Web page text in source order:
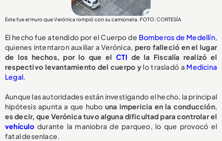
Este fue el muro que Verónica rompió con su camioneta. FOTO: CORTESÍA
El hecho fue atendido por el Cuerpo de Bomberos de Medellín,
quienes intentaron auxiliar a Verónica, pero falleció en el lugar
de los hechos, por lo que el CTI de la Fiscalía realizó el
respectivo levantamiento del cuerpo y lo trasladó a Medicina
Legal.
Aunque las autoridades están investigando el hecho, la principal
hipótesis apunta a que hubo una impericia en la conducción,
es decir, que Verónica tuvo alguna dificultad para controlar el
vehículo durante la maniobra de parqueo, lo que provocó el
fatal desenlace.